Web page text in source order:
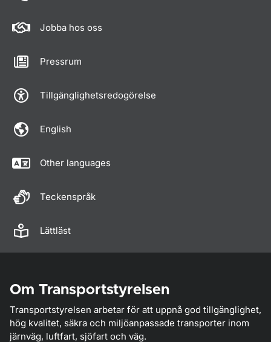
Jobba hos oss
Pressrum
Tillgänglighetsredogörelse
English
Other languages
Teckenspråk
Lättläst
Om Transportstyrelsen
Transportstyrelsen arbetar för att uppnå god tillgänglighet,
hög kvalitet, säkra och miljöanpassade transporter inom
järnväg, luftfart, sjöfart och väg.